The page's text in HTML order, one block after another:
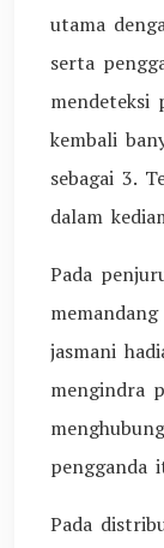
utama
serta
mendeteksi
kembali
sebagai 3.
dalam
Pada
jasmani
mengindra
pengganda
Pada